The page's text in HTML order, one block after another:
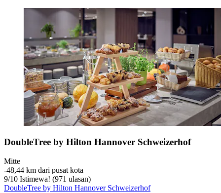
DoubleTree by Hilton Hannover Schweizerhof
Mitte
‐48,44 km dari pusat kota
9/10 Istimewa! (971 ulasan)
DoubleTree by Hilton Hannover Schweizerhof